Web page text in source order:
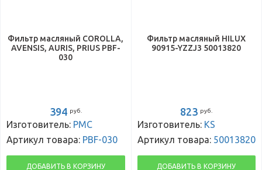
Фильтр масляный COROLLA,
AVENSIS, AURIS, PRIUS PBF-
030
394 руб.
Изготовитель: PMC
Артикул товара: PBF-030
ДОБАВИТЬ В КОРЗИНУ
Фильтр масляный HILUX
90915-YZZJ3 50013820
823 руб.
Изготовитель: KS
Артикул товара: 50013820
ДОБАВИТЬ В КОРЗИНУ